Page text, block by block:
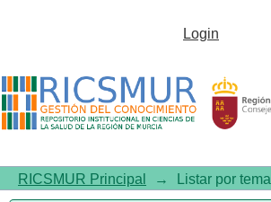
Listar por temaLogin
RICSMUR Principal → Listar por tema